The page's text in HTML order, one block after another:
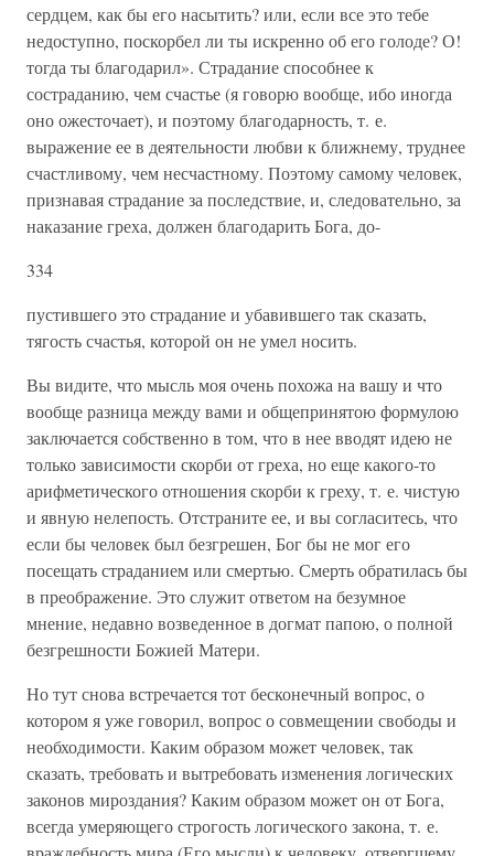
сердцем, как бы его насытить? или, если все это тебе
недоступно, поскорбел ли ты искренно об его голоде? О!
тогда ты благодарил». Страдание способнее к
состраданию, чем счастье (я говорю вообще, ибо иногда
оно ожесточает), и поэтому благодарность, т. е.
выражение ее в деятельности любви к ближнему, труднее
счастливому, чем несчастному. Поэтому самому человек,
признавая страдание за последствие, и, следовательно, за
наказание греха, должен благодарить Бога, до-
334
пустившего это страдание и убавившего так сказать,
тягость счастья, которой он не умел носить.
Вы видите, что мысль моя очень похожа на вашу и что
вообще разница между вами и общепринятою формулою
заключается собственно в том, что в нее вводят идею не
только зависимости скорби от греха, но еще какого-то
арифметического отношения скорби к греху, т. е. чистую
и явную нелепость. Отстраните ее, и вы согласитесь, что
если бы человек был безгрешен, Бог бы не мог его
посещать страданием или смертью. Смерть обратилась бы
в преображение. Это служит ответом на безумное
мнение, недавно возведенное в догмат папою, о полной
безгрешности Божией Матери.
Но тут снова встречается тот бесконечный вопрос, о
котором я уже говорил, вопрос о совмещении свободы и
необходимости. Каким образом может человек, так
сказать, требовать и вытребовать изменения логических
законов мироздания? Каким образом может он от Бога,
всегда умеряющего строгость логического закона, т. е.